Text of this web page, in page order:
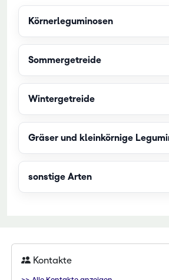
Körnerleguminosen
Sommergetreide
Wintergetreide
Gräser und kleinkörnige
sonstige Arten
Kontakte